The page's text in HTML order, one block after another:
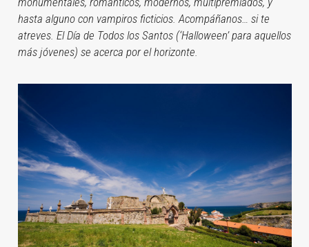
hasta alguno con vampiros ficticios. Acompáñanos… si te
atreves. El Día de Todos los Santos (‘Halloween’ para aquellos
más jóvenes) se acerca por el horizonte.